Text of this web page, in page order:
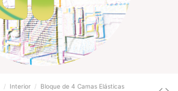
Interior
Bloque de 4 Camas Elásticas